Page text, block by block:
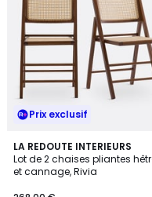
place
209,48
€.
Prix exclusif
LA REDOUTE INTERIEURS
Lot de 2 chaises pliantes
et cannage, Rivia
4,3
/ 5
2
Couleurs